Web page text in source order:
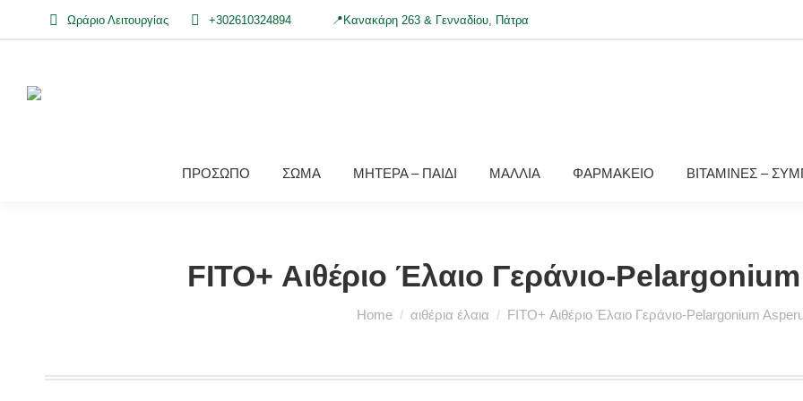
Ωράριο Λειτουργίας +302610324894 📍Κανακάρη 263 & Γενναδίου, Πάτρα
ΠΡΟΣΩΠΟ ΣΩΜΑ ΜΗΤΕΡΑ – ΠΑΙΔΙ ΜΑΛΛΙΑ ΦΑΡΜΑΚΕΙΟ ΒΙΤΑΜΙΝΕΣ –
FITO+ Αιθέριο Έλαιο Γεράνιο-
Home αιθέρια έλαια FITO+ Αιθέριο Έλαιο Γεράνιο-Pelargonium